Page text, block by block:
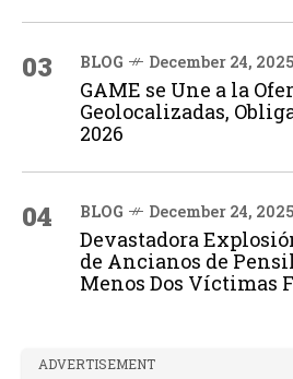
03 BLOG December 24, 2025
GAME se Une a la
Geolocalizadas,
2026
04 BLOG December 24, 2025
Devastadora
de Ancianos de
Menos Dos Víctimas
ADVERTISEMENT